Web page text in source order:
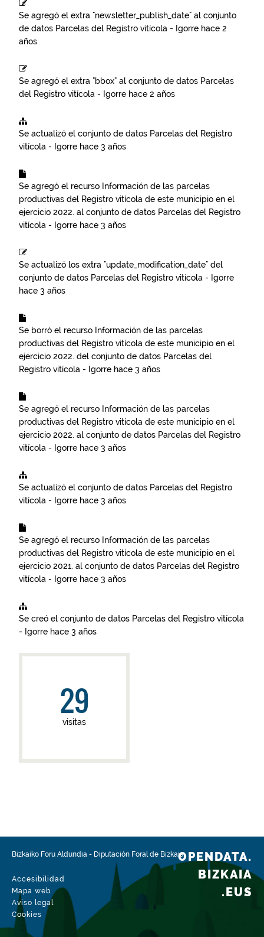
Se agregó el extra "newsletter_publish_date" al conjunto
de datos Parcelas del Registro vitícola - Igorre hace 2
años
Se agregó el extra "bbox" al conjunto de datos Parcelas
del Registro vitícola - Igorre hace 2 años
Se actualizó el conjunto de datos Parcelas del Registro
vitícola - Igorre hace 3 años
Se agregó el recurso Información de las parcelas
productivas del Registro vitícola de este municipio en el
ejercicio 2022. al conjunto de datos Parcelas del Registro
vitícola - Igorre hace 3 años
Se actualizó los extra "update_modification_date" del
conjunto de datos Parcelas del Registro vitícola - Igorre
hace 3 años
Se borró el recurso Información de las parcelas
productivas del Registro vitícola de este municipio en el
ejercicio 2022. del conjunto de datos Parcelas del
Registro vitícola - Igorre hace 3 años
Se agregó el recurso Información de las parcelas
productivas del Registro vitícola de este municipio en el
ejercicio 2022. al conjunto de datos Parcelas del Registro
vitícola - Igorre hace 3 años
Se actualizó el conjunto de datos Parcelas del Registro
vitícola - Igorre hace 3 años
Se agregó el recurso Información de las parcelas
productivas del Registro vitícola de este municipio en el
ejercicio 2021. al conjunto de datos Parcelas del Registro
vitícola - Igorre hace 3 años
Se creó el conjunto de datos Parcelas del Registro vitícola
- Igorre hace 3 años
29
visitas
Bizkaiko Foru Aldundia - Diputación Foral de Bizkaia
Accesibilidad
Mapa web
Aviso legal
Cookies
OPENDATA.
BIZKAIA
.EUS